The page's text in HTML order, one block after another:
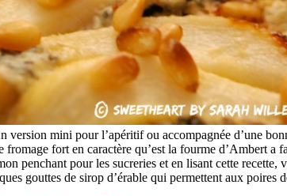
version mini pour l’apéritif ou accompagnée d’une
fromage fort en caractère qu’est la fourme d’Ambert
penchant pour les sucreries et en lisant cette
gouttes de sirop d’érable qui permettent aux poires